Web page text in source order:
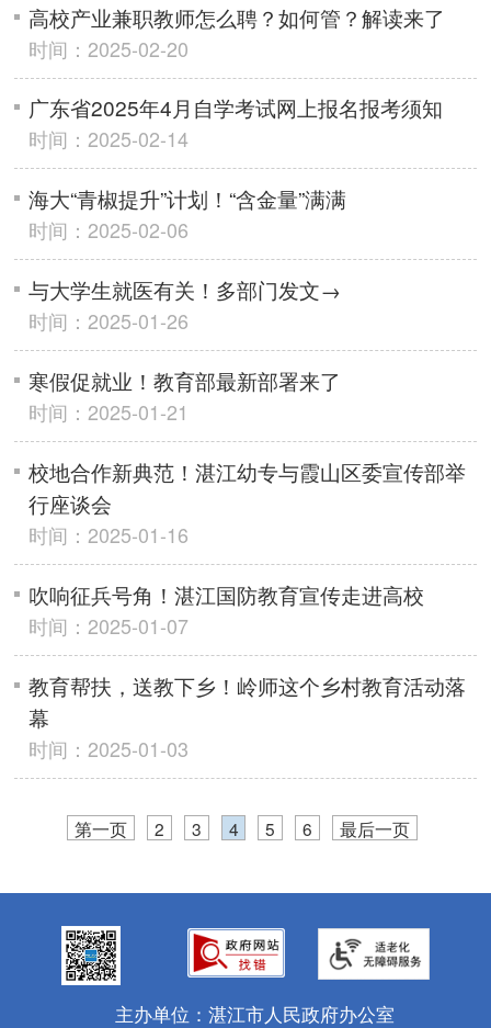
高校产业兼职教师怎么聘？如何管？解读来了
时间：2025-02-20
广东省2025年4月自学考试网上报名报考须知
时间：2025-02-14
海大“青椒提升”计划！“含金量”满满
时间：2025-02-06
与大学生就医有关！多部门发文→
时间：2025-01-26
寒假促就业！教育部最新部署来了
时间：2025-01-21
校地合作新典范！湛江幼专与霞山区委宣传部举
行座谈会
时间：2025-01-16
吹响征兵号角！湛江国防教育宣传走进高校
时间：2025-01-07
教育帮扶，送教下乡！岭师这个乡村教育活动落
幕
时间：2025-01-03
第一页 2 3 4 5 6 最后一页
主办单位：湛江市人民政府办公室